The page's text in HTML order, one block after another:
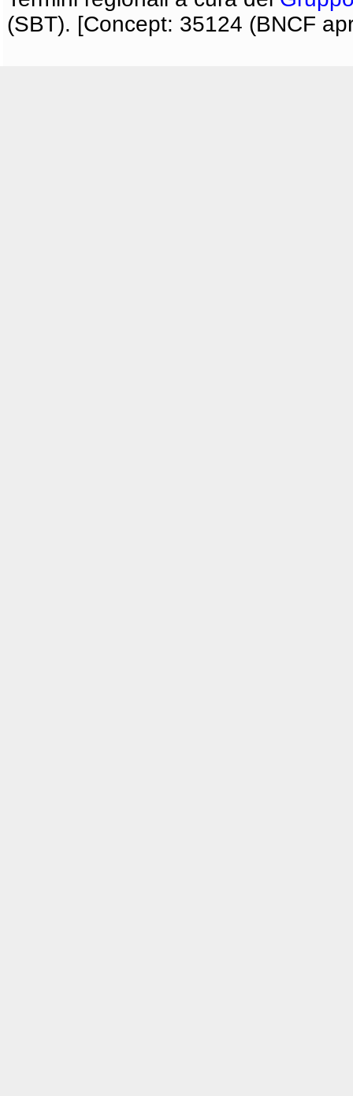
(SBT). [Concept: 35124 (BNCF